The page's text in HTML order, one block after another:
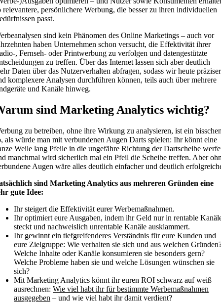
relevantere, persönlichere Werbung, die besser zu ihren individuellen
passt.
sind kein Phänomen des Online Marketings – auch vor
haben Unternehmen schon versucht, die Effektivität ihrer
, Fernseh- oder Printwerbung zu verfolgen und datengestützte
zu treffen. Über das Internet lassen sich aber deutlich
Daten über das Nutzerverhalten abfragen, sodass wir heute
komplexere Analysen durchführen können, teils auch über mehrere
und Kanäle hinweg.
sind Marketing Analytics wichtig?
zu betreiben, ohne ihre Wirkung zu analysieren, ist ein
als würde man mit verbundenen Augen Darts spielen: Ihr könnt eine
Weile lang Pfeile in die ungefähre Richtung der Dartscheibe
manchmal wird sicherlich mal ein Pfeil die Scheibe treffen. Aber
Augen wäre alles deutlich einfacher und deutlich
sind Marketing Analytics aus mehreren Gründen eine
gute Idee:
Ihr steigert die Effektivität eurer Werbemaßnahmen.
Ihr optimiert eure Ausgaben, indem ihr Geld nur in rentable
steckt und nachweislich unrentable Kanäle ausklammert.
Ihr gewinnt ein tiefgreifenderes Verständnis für eure Kunden und
eure Zielgruppe: Wie verhalten sie sich und aus welchen
Welche Inhalte oder Kanäle konsumieren sie besonders gern?
Welche Probleme haben sie und welche Lösungen wünschen sie
sich?
Mit Marketing Analytics könnt ihr euren ROI schwarz auf weiß
ausrechnen: Wie viel habt ihr für bestimmte Werbemaßnahmen
ausgegeben – und wie viel habt ihr damit verdient?